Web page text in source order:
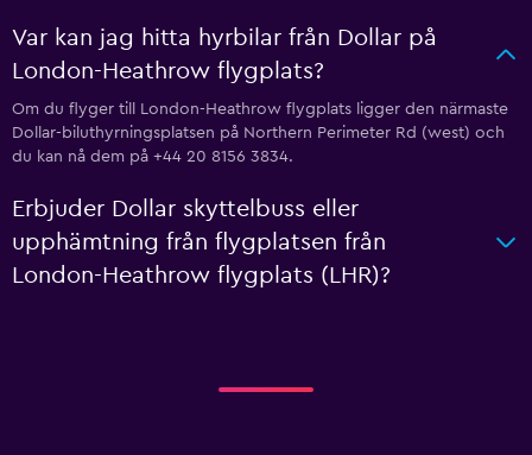
Var kan jag hitta hyrbilar från Dollar på
London-Heathrow flygplats?
Om du flyger till London-Heathrow flygplats ligger den närmaste
Dollar-biluthyrningsplatsen på Northern Perimeter Rd (west) och
du kan nå dem på +44 20 8156 3834.
Erbjuder Dollar skyttelbuss eller
upphämtning från flygplatsen från
London-Heathrow flygplats (LHR)?